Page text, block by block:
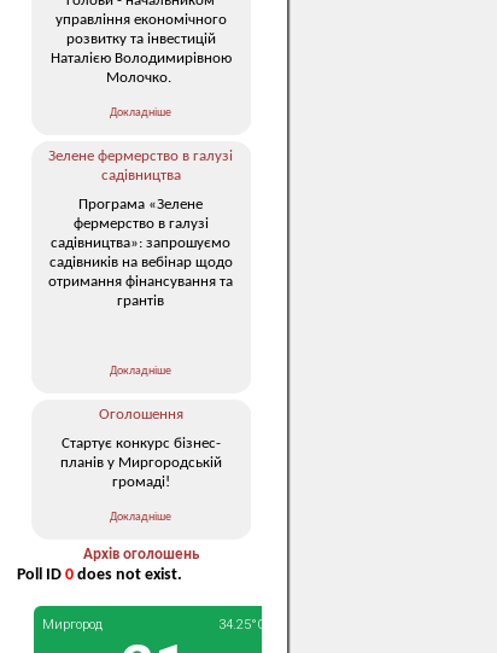
управління економічного
розвитку та інвестицій
Наталією Володимирівною
Молочко.
Докладніше
Зелене фермерство в галузі
садівництва
Програма «Зелене
фермерство в галузі
садівництва»: запрошуємо
садівників на вебінар щодо
отримання фінансування та
грантів
Докладніше
Оголошення
Стартує конкурс бізнес-
планів у Миргородській
громаді!
Докладніше
Архів оголошень
Poll ID 0 does not exist.